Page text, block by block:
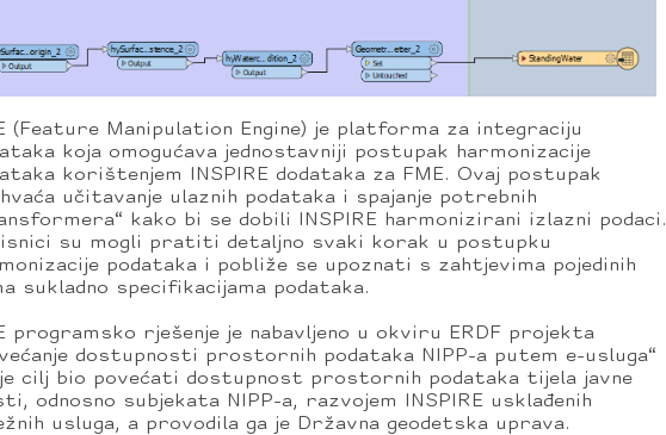
(Feature Manipulation Engine) je platforma za integraciju
koja omogućava jednostavniji postupak harmonizacije
korištenjem INSPIRE dodataka za FME. Ovaj postupak
učitavanje ulaznih podataka i spajanje potrebnih
kako bi se dobili INSPIRE harmonizirani izlazni podaci.
su mogli pratiti detaljno svaki korak u postupku
podataka i pobliže se upoznati s zahtjevima pojedinih
sukladno specifikacijama podataka.
programsko rješenje je nabavljeno u okviru ERDF projekta
dostupnosti prostornih podataka NIPP-a putem e-usluga“
cilj bio povećati dostupnost prostornih podataka tijela javne
odnosno subjekata NIPP-a, razvojem INSPIRE usklađenih
usluga, a provodila ga je Državna geodetska uprava.